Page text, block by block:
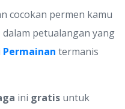
cocokan permen kamu
dalam petualangan yang
Permainan termanis
ini gratis untuk